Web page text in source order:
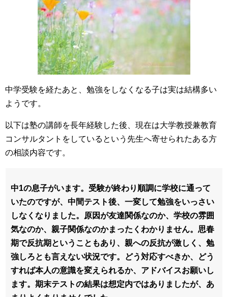
中学受験を経たあと、勉強をしなくなる子は実は結構多い
ようです。
以下は塾の講師を長年経験した後、現在は大学教授兼教育
コンサルタントをしているという先生へ寄せられたある方
の相談内容です。
中1の息子がいます。受験が終わり順調に学校に通って
いたのですが、中間テスト後、一変して勉強をいっさい
しなくなりました。原因が友達関係なのか、学校の雰囲
気なのか、親子関係なのかまったくわかりません。思春
期で反抗期ということもあり、親への反抗が激しく、勉
強しろとも言えない状況です。どう対応すべきか、どう
すれば本人の意識を変えられるか、アドバイスお願いし
ます。期末テストの結果は想定内ではありましたが、あ